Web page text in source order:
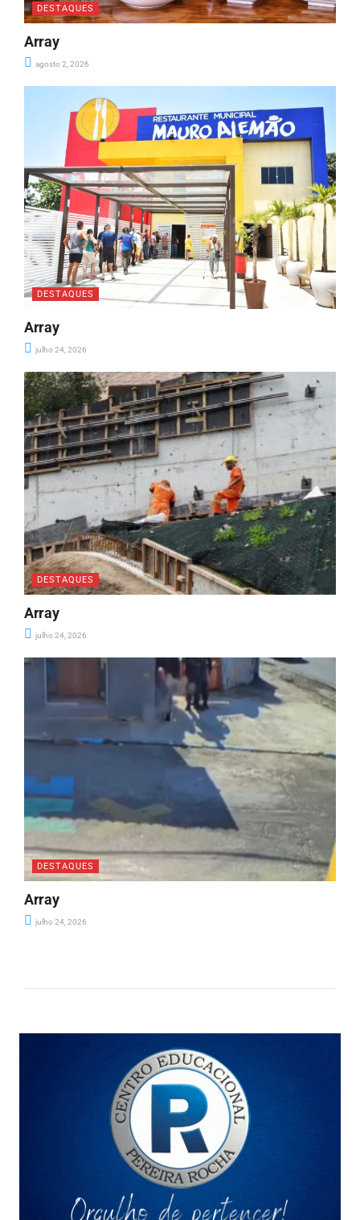
DESTAQUES
Array
agosto 2, 2026
DESTAQUES
Array
julho 24, 2026
DESTAQUES
Array
julho 24, 2026
DESTAQUES
Array
julho 24, 2026